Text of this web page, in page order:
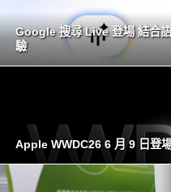
Google 搜尋 Live 登場 結合
驗
Apple WWDC26 6 月 9 日登